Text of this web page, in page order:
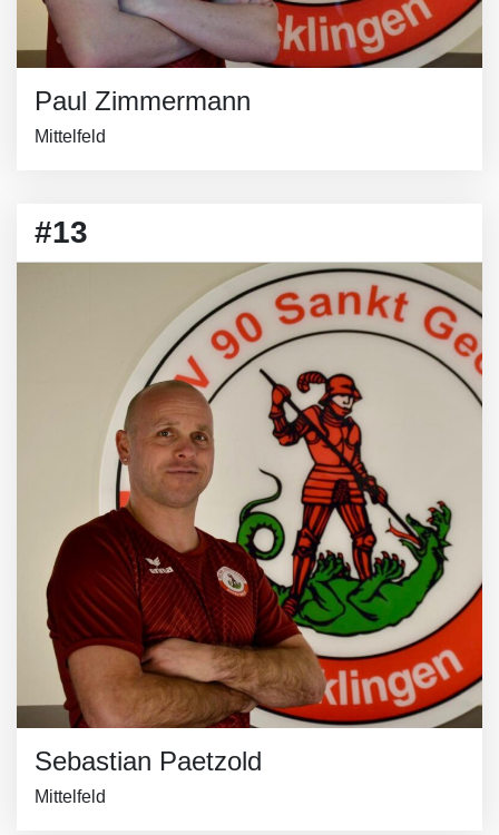
Paul Zimmermann
Mittelfeld
#13
Sebastian Paetzold
Mittelfeld